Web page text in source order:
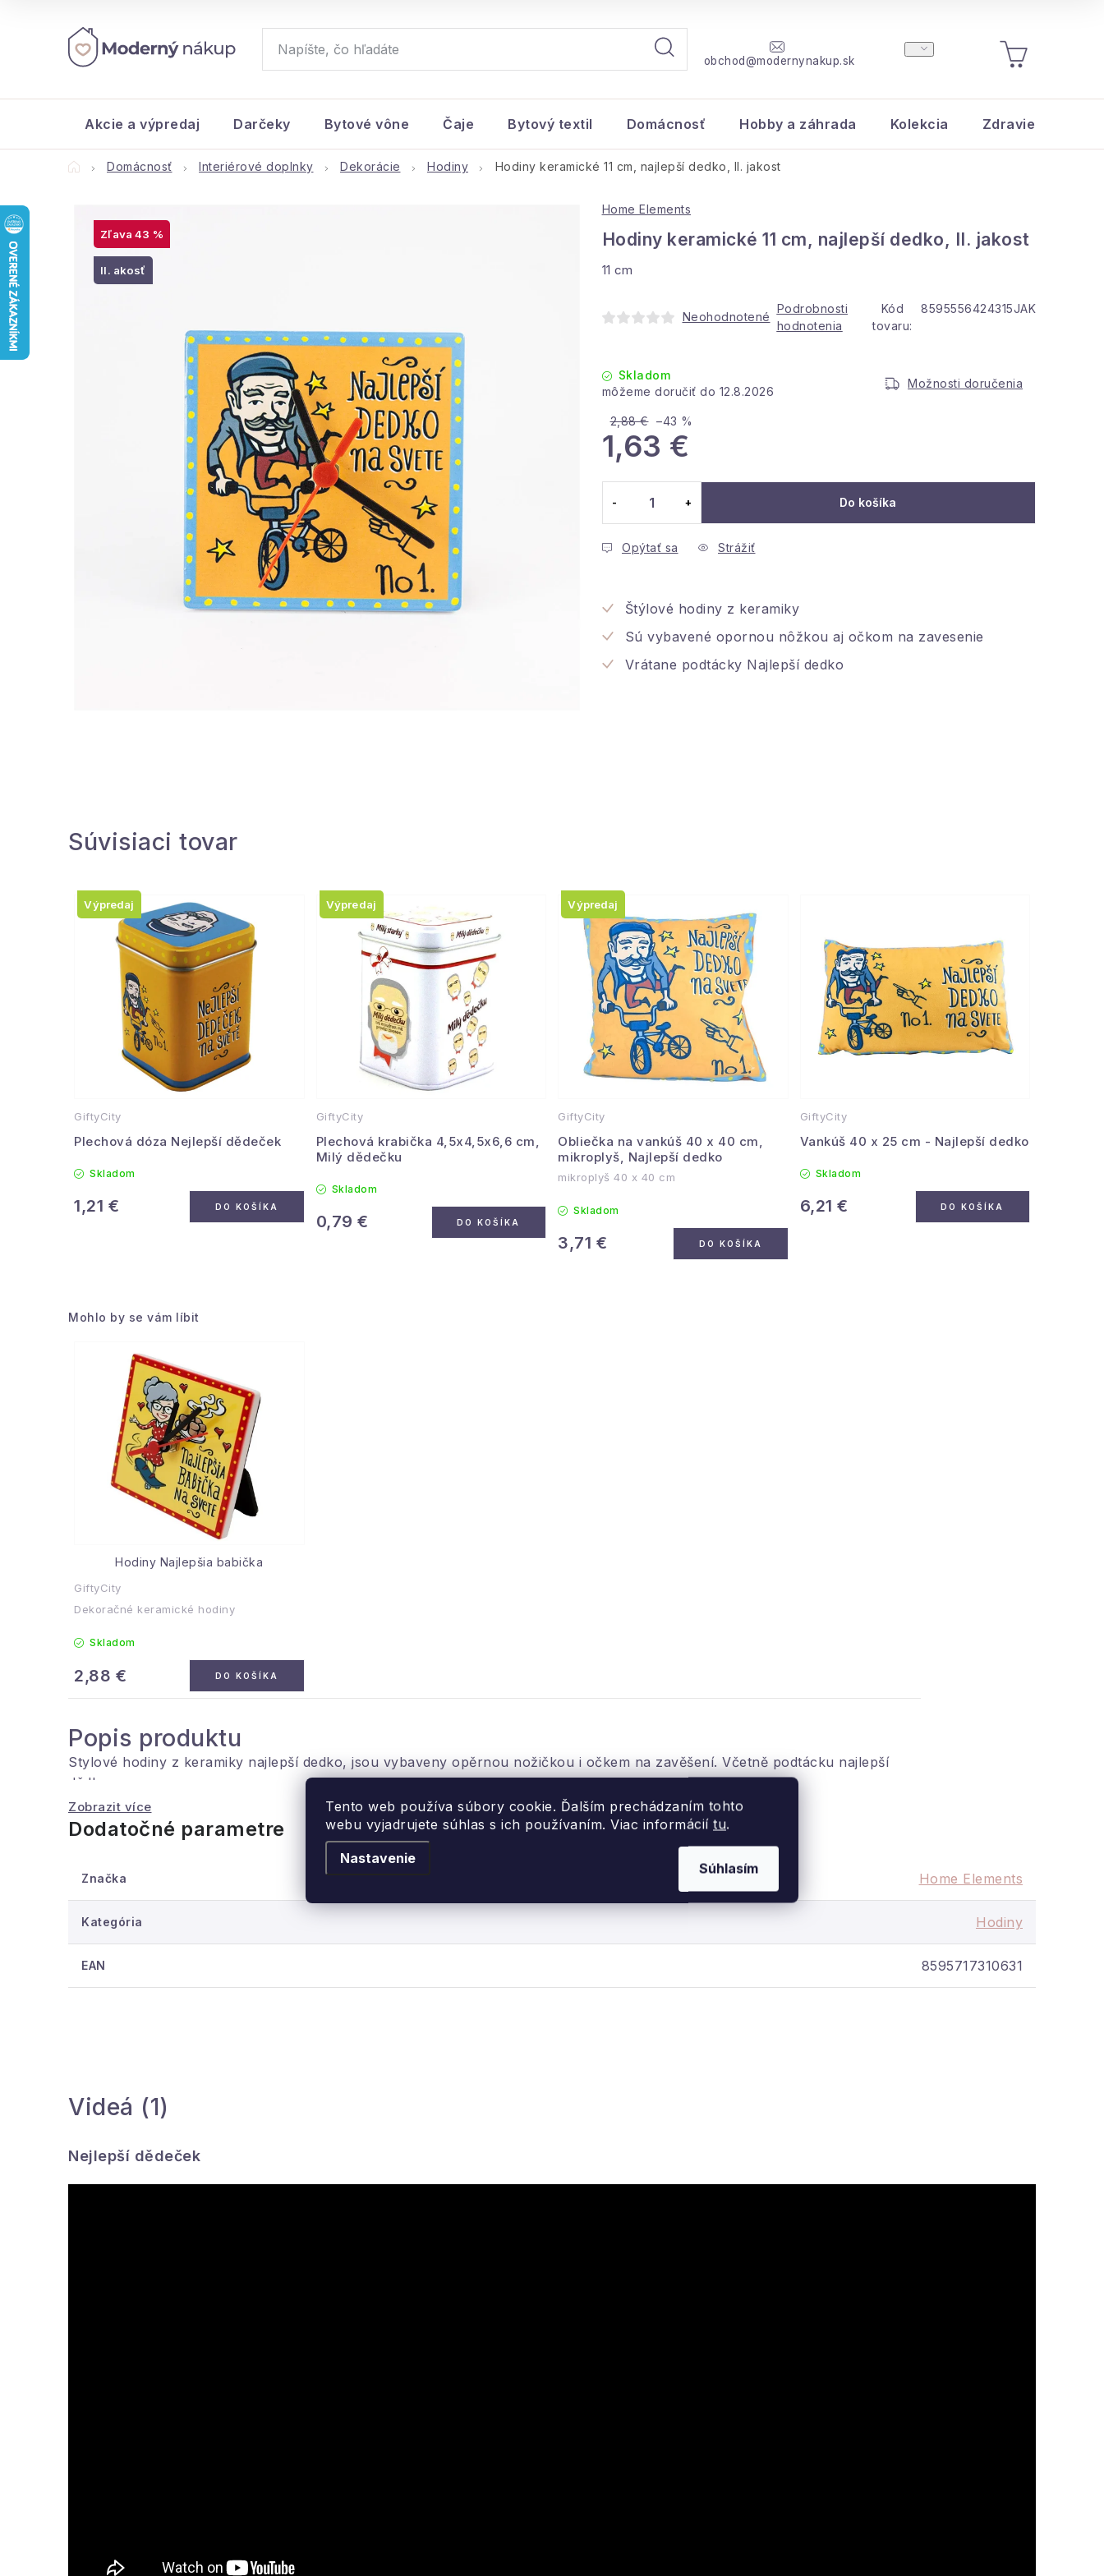
Tento web používa súbory cookie. Ďalším prechádzaním tohto
webu vyjadrujete súhlas s ich používaním. Viac informácií tu.
Nastavenie
Súhlasím
obchod@modernynakup.sk
NÁKUPNÝ
KOŠÍK
Akcie a výpredaj Darčeky Bytové vône Čaje Bytový textil Domácnosť Hobby a záhrada Kolekcia Zdravie a krása
DomovDomácnosť Interiérové doplnky Dekorácie Hodiny Hodiny keramické 11 cm, najlepší dedko, II. jakost
Home Elements
Hodiny keramické 11 cm, najlepší dedko, II. jakost
11 cm
Neohodnotené
Podrobnosti
hodnotenia
Kód
tovaru:
8595556424315JAK
Skladom
12.8.2026
Možnosti doručenia
2,88 € –43 %
1,63 €
Do košíka
Opýtať sa Strážiť
Štýlové hodiny z keramiky
Sú vybavené opornou nôžkou aj očkom na zavesenie
Vrátane podtácky Najlepší dedko
43 %
II. akosť
Mohlo by se vám líbit
Hodiny Najlepšia babička
GiftyCity
Dekoračné keramické hodiny
Skladom
2,88 € DO KOŠÍKA
Popis produktu
Stylové hodiny z keramiky najlepší dedko, jsou vybaveny opěrnou nožičkou i očkem na zavěšení. Včetně podtácku najlepší
dědko.
Rozměr: 11x11 cm
Zobrazit více
Dodatočné parametre
Značka Home Elements
Kategória Hodiny
EAN 8595717310631
Videá (1)
Nejlepší dědeček
Súvisiaci tovar
GiftyCity
Plechová dóza Nejlepší dědeček
Výpredaj
Skladom
1,21 € DO KOŠÍKA
GiftyCity
Plechová krabička 4,5x4,5x6,6 cm,
Milý dědečku
Výpredaj
Skladom
0,79 € DO KOŠÍKA
GiftyCity
Obliečka na vankúš 40 x 40 cm,
mikroplyš, Najlepší dedko
Výpredaj
mikroplyš 40 x 40 cm
Skladom
3,71 € DO KOŠÍKA
GiftyCity
Vankúš 40 x 25 cm - Najlepší dedko
Skladom
6,21 € DO KOŠÍKA